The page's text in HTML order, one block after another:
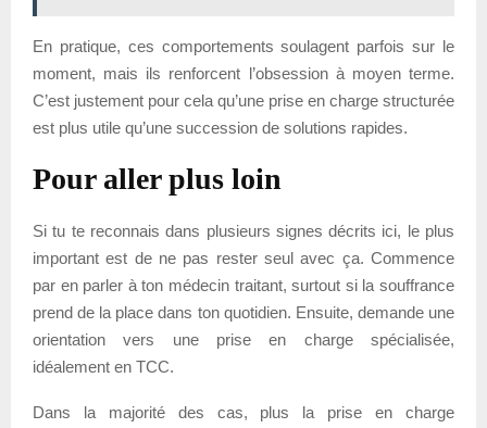
En pratique, ces comportements soulagent parfois sur le
moment, mais ils renforcent l’obsession à moyen terme.
C’est justement pour cela qu’une prise en charge structurée
est plus utile qu’une succession de solutions rapides.
Pour aller plus loin
Si tu te reconnais dans plusieurs signes décrits ici, le plus
important est de ne pas rester seul avec ça. Commence
par en parler à ton médecin traitant, surtout si la souffrance
prend de la place dans ton quotidien. Ensuite, demande une
orientation vers une prise en charge spécialisée,
idéalement en TCC.
Dans la majorité des cas, plus la prise en charge